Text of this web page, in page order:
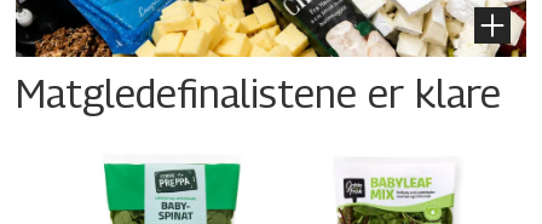
Matgledefinalistene er klare